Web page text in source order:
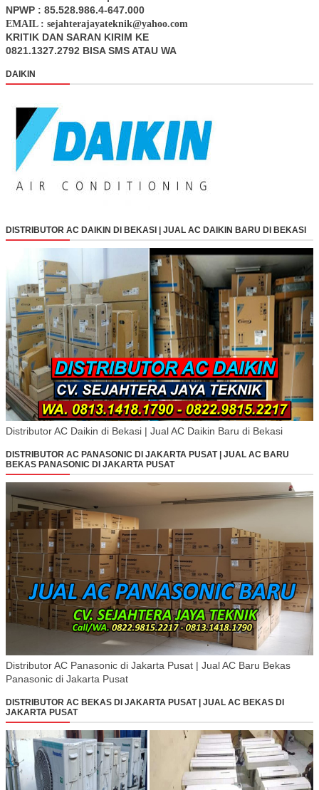
NPWP : 85.528.986.4-647.000
EMAIL : sejahterajayateknik@yahoo.com
KRITIK DAN SARAN KIRIM KE
0821.1327.2792 BISA SMS ATAU WA
DAIKIN
DISTRIBUTOR AC DAIKIN DI BEKASI | JUAL AC DAIKIN BARU DI BEKASI
Distributor AC Daikin di Bekasi | Jual AC Daikin Baru di Bekasi
DISTRIBUTOR AC PANASONIC DI JAKARTA PUSAT | JUAL AC BARU
BEKAS PANASONIC DI JAKARTA PUSAT
Distributor AC Panasonic di Jakarta Pusat | Jual AC Baru Bekas
Panasonic di Jakarta Pusat
DISTRIBUTOR AC BEKAS DI JAKARTA PUSAT | JUAL AC BEKAS DI
JAKARTA PUSAT